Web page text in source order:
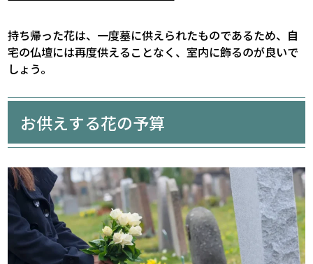
持ち帰った花は、一度墓に供えられたものであるため、自
宅の仏壇には再度供えることなく、室内に飾るのが良いで
しょう。
お供えする花の予算